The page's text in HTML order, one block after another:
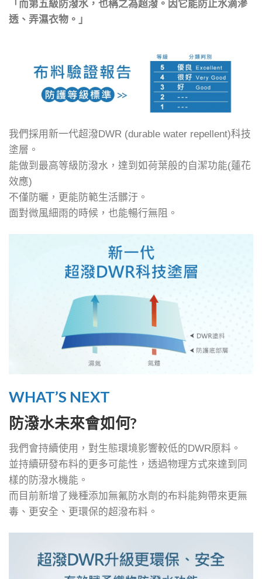
「而第五級防潑水，也稱之為超潑。因它能防止水滴滲
透、弄濕衣物。」
我們採用新一代超潑DWR (durable water repellent)科技
塗層。
能做到最高等級防潑水，達到如荷葉般的自潔功能(蓮花
效應)
不僅防曬，更能防範生活髒汙。
面對微風細雨的時候，也能暢行無阻。
WHAT’S NEXT
防潑水未來會如何?
我們會持續使用，對生態環境影響較低的DWR原料。
並持續研發布料的更多可能性，透過物理方式來達到同
樣的防潑水機能。
而目前新增了幾種添加無氟防水劑的布料能夠帶來更無
毒、更安全、更環保的超潑布料。